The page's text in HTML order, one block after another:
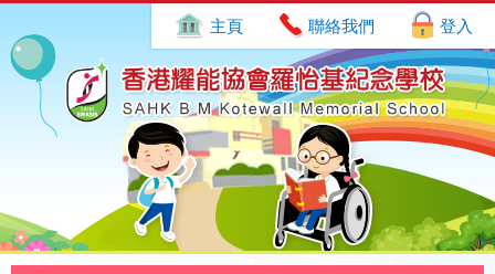
主頁 聯絡我們 登入